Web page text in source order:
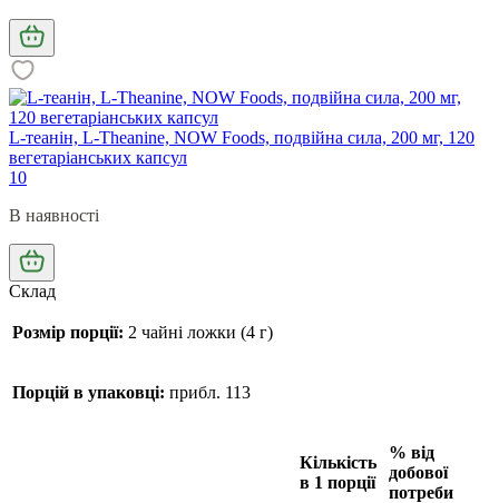
L-теанін, L-Theanine, NOW Foods, подвійна сила, 200 мг, 120
вегетаріанських капсул
10
В наявності
Склад
Розмір порції: 2 чайні ложки (4 г)
Порцій в упаковці: прибл. 113
Кількість
в 1 порції
% від
добової
потреби